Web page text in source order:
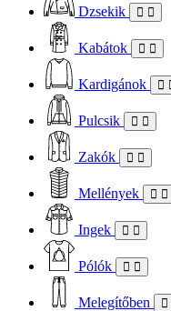
Dzsekik
Kabátok
Kardigánok
Pulcsik
Zakók
Mellények
Ingek
Pólók
Melegítőben